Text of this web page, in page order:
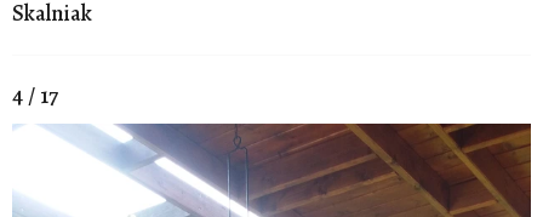
Skalniak
4 / 17